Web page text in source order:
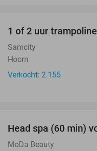
1 of 2 uur
Samcity
Hoorn
Verkocht: 2.155
Head spa (60 min)
MoDa Beauty